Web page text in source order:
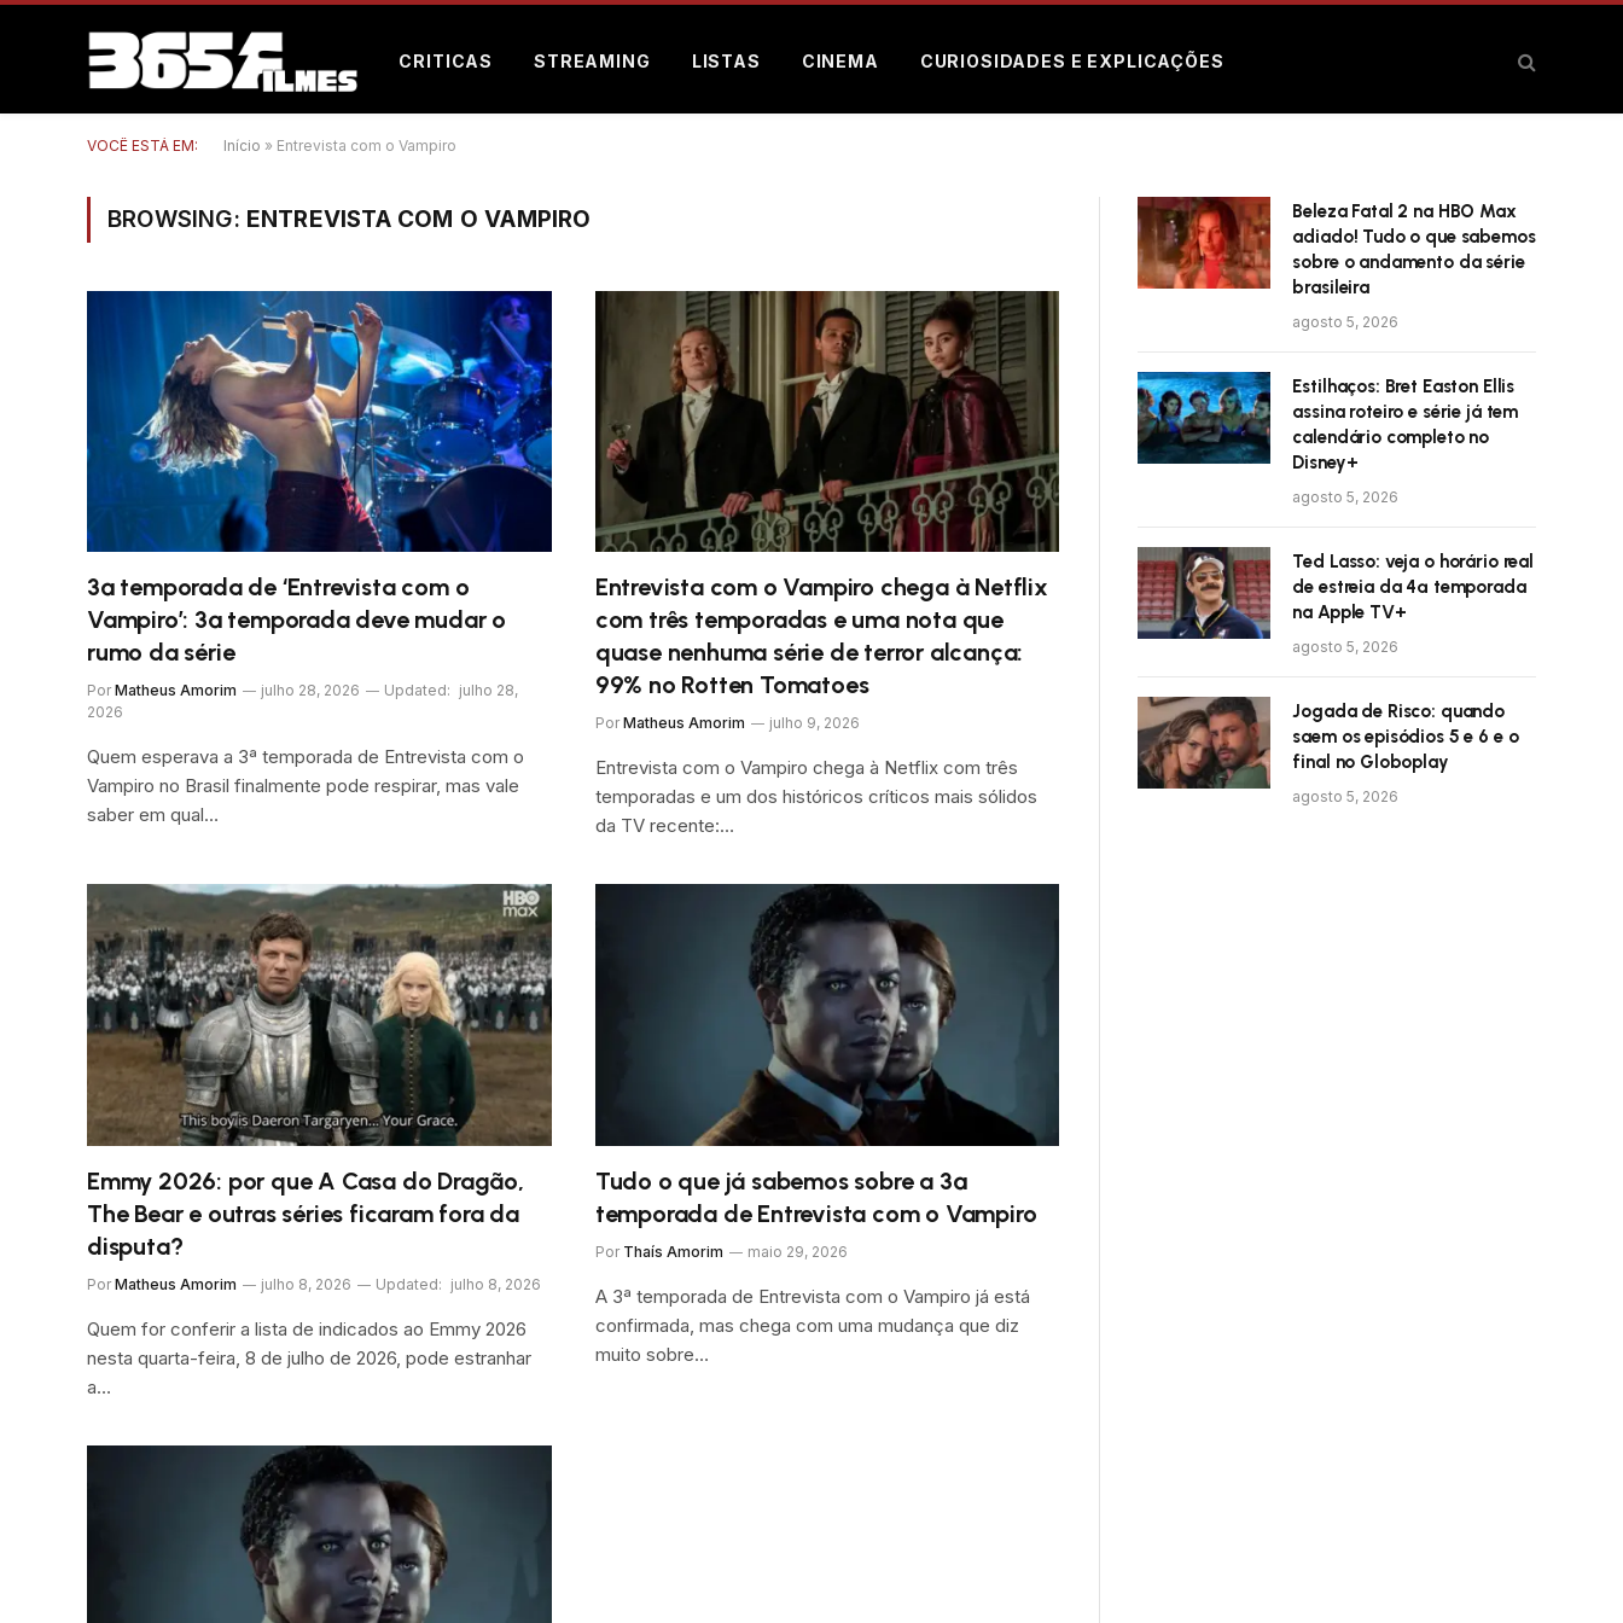
CRITICAS STREAMING LISTAS CINEMA CURIOSIDADES E EXPLICAÇÕES
VOCÊ ESTÁ EM: Início » Entrevista com o Vampiro
BROWSING: ENTREVISTA COM O VAMPIRO
3ª temporada de ‘Entrevista com o
Vampiro’: 3ª temporada deve mudar o
rumo da série
Por Matheus Amorim julho 28, 2026 Updated: julho 28,
2026
Quem esperava a 3ª temporada de Entrevista com o
Vampiro no Brasil finalmente pode respirar, mas vale
saber em qual…
Entrevista com o Vampiro chega à Netflix
com três temporadas e uma nota que
quase nenhuma série de terror alcança:
99% no Rotten Tomatoes
Por Matheus Amorim julho 9, 2026
Entrevista com o Vampiro chega à Netflix com três
temporadas e um dos históricos críticos mais sólidos
da TV recente:…
Emmy 2026: por que A Casa do Dragão,
The Bear e outras séries ficaram fora da
disputa?
Por Matheus Amorim julho 8, 2026 Updated: julho 8, 2026
Quem for conferir a lista de indicados ao Emmy 2026
nesta quarta-feira, 8 de julho de 2026, pode estranhar
a…
Tudo o que já sabemos sobre a 3ª
temporada de Entrevista com o Vampiro
Por Thaís Amorim maio 29, 2026
A 3ª temporada de Entrevista com o Vampiro já está
confirmada, mas chega com uma mudança que diz
muito sobre…
Beleza Fatal 2 na HBO Max
adiado! Tudo o que sabemos
sobre o andamento da série
brasileira
agosto 5, 2026
Estilhaços: Bret Easton Ellis
assina roteiro e série já tem
calendário completo no
Disney+
agosto 5, 2026
Ted Lasso: veja o horário real
de estreia da 4ª temporada
na Apple TV+
agosto 5, 2026
Jogada de Risco: quando
saem os episódios 5 e 6 e o
final no Globoplay
agosto 5, 2026